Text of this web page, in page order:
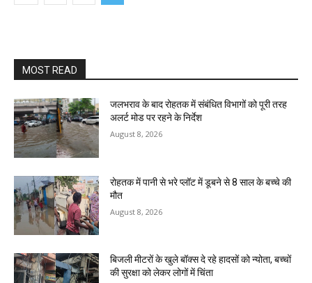
MOST READ
जलभराव के बाद रोहतक में संबंधित विभागों को पूरी तरह
अलर्ट मोड पर रहने के निर्देश
August 8, 2026
रोहतक में पानी से भरे प्लॉट में डूबने से 8 साल के बच्चे की
मौत
August 8, 2026
बिजली मीटरों के खुले बॉक्स दे रहे हादसों को न्योता, बच्चों
की सुरक्षा को लेकर लोगों में चिंता